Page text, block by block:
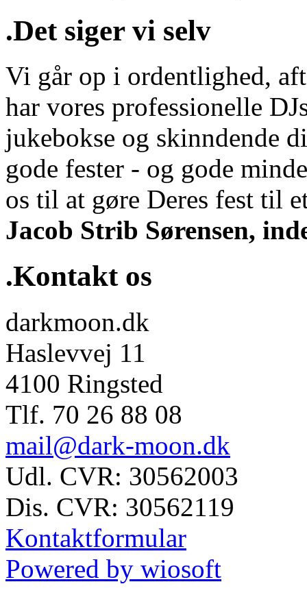
.Det siger vi selv
Vi går op i ordentlighed,
har vores professionelle
jukebokse og skinndende
gode fester - og gode
os til at gøre Deres fest til
Jacob Strib Sørensen,
.Kontakt os
darkmoon.dk
Haslevvej 11
4100 Ringsted
Tlf. 70 26 88 08
mail@dark-moon.dk
Udl. CVR: 30562003
Dis. CVR: 30562119
Kontaktformular
Powered by wiosoft